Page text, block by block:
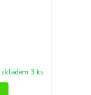
skladem 3 ks